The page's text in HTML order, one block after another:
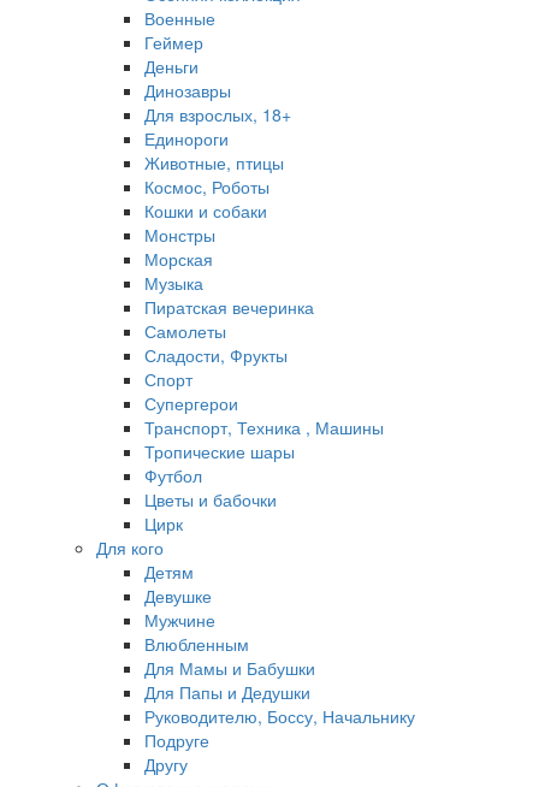
Военные
Геймер
Деньги
Динозавры
Для взрослых, 18+
Единороги
Животные, птицы
Космос, Роботы
Кошки и собаки
Монстры
Морская
Музыка
Пиратская вечеринка
Самолеты
Сладости, Фрукты
Спорт
Супергерои
Транспорт, Техника , Машины
Тропические шары
Футбол
Цветы и бабочки
Цирк
Для кого
Детям
Девушке
Мужчине
Влюбленным
Для Мамы и Бабушки
Для Папы и Дедушки
Руководителю, Боссу, Начальнику
Подруге
Другу